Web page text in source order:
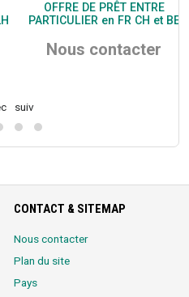
OFFRE DE PRÊT ENTRE
PARTICULIER en FR CH et BE
Nous contacter
suiv
CONTACT & SITEMAP
Nous contacter
Plan du site
Pays